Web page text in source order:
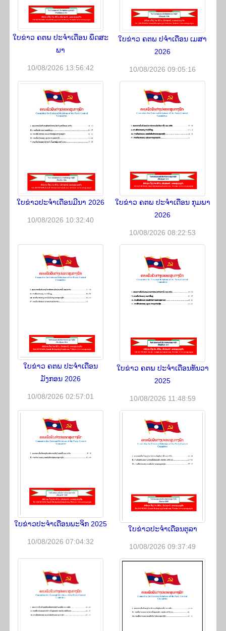
​ໃບ​ຂ່າວ ຄ​ຕ​ພ ປະ​ຈຳ​ເດືອນ ພຶດ​ສະ​
ພາ
10/08/2026 13:56:42
ໃບ​ຂ່າວ ຄ​ຕ​ພ ປ​ຈຳ​ເດືອນ ເມ​ສາ
2026
10/08/2026 09:05:16
ໃບ​ຂ່າວ​ປະ​ຈຳ​ເດືອນ​ມີ​ນາ 2026
10/08/2026 10:32:40
ໃບຂ່າວ ຄຕພ ປະຈຳເດືອນ ກຸມພາ
2026
10/08/2026 08:22:53
ໃບຂ່າວ ຄຕພ ປະຈຳເດືອນ
ມັງກອນ 2026
10/08/2026 02:57:01
ໃບຂ່າວ ຄຕພ ປະຈຳເດືອນທັນວາ
2025
10/08/2026 11:48:59
ໃບຂ່າວປະຈຳເດືອນພະຈິກ 2025
10/08/2026 07:04:32
ໃບຂ່າວປະຈຳເດືອນຕຸລາ
10/08/2026 09:37:49